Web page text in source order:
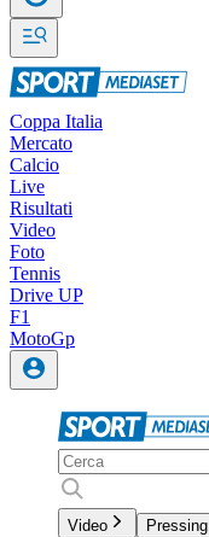
Coppa Italia
Mercato
Calcio
Live
Risultati
Video
Foto
Tennis
Drive UP
F1
MotoGp
Video Pressing